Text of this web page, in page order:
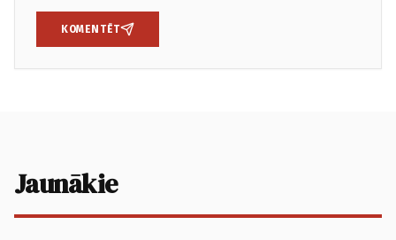
KOMENTĒT
Jaunākie